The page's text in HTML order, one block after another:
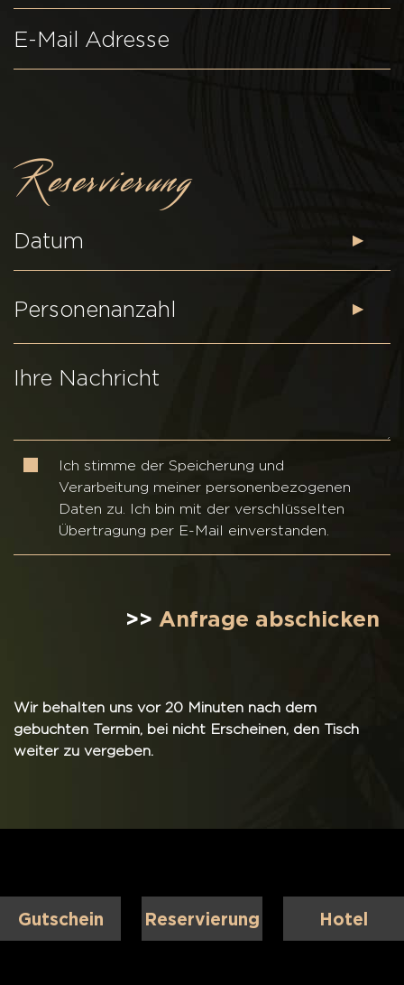
Reservierung
▶
Personenanzahl ▶
Ich stimme der Speicherung und
Verarbeitung meiner personenbezogenen
Daten zu. Ich bin mit der verschlüsselten
Übertragung per E-Mail einverstanden.
>> Anfrage abschicken
Wir behalten uns vor 20 Minuten nach dem
gebuchten Termin, bei nicht Erscheinen, den Tisch
weiter zu vergeben.
Gutschein Reservierung Hotel